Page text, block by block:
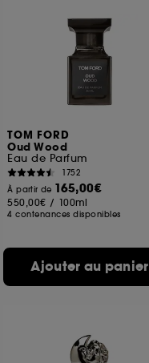
TOM FORD
Oud Wood
Eau de Parfum
1752
À partir de 165,00€
550,00€ / 100ml
4 contenances disponibles
Ajouter au panier